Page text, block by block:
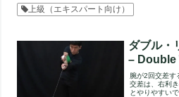
上級（エキスパート向け）
ダブル・
–
腕が2回交差す
交差は、右利
とやりやすい